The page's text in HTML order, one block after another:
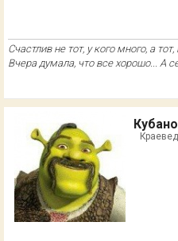
Счастлив не тот, у кого много, а
Вчера думала, что все хорошо... А